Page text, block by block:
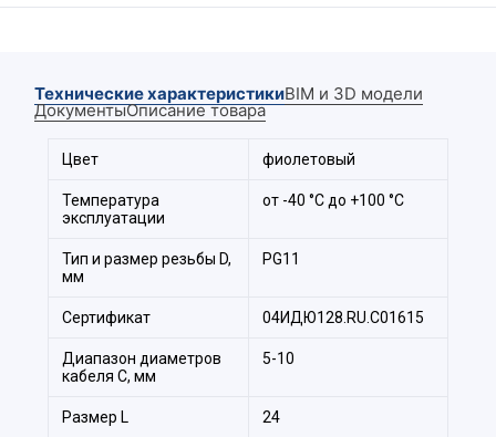
Уплотнитель кабеля;
Прижимная гайка.
Технические характеристикиBIM и 3D модели
ДокументыОписание товара
Цвет фиолетовый
Температура
эксплуатации
от -40 °С до +100 °С
Тип и размер резьбы D,
мм
PG11
Сертификат 04ИДЮ128.RU.С01615
Диапазон диаметров
кабеля С, мм
5-10
Размер L 24